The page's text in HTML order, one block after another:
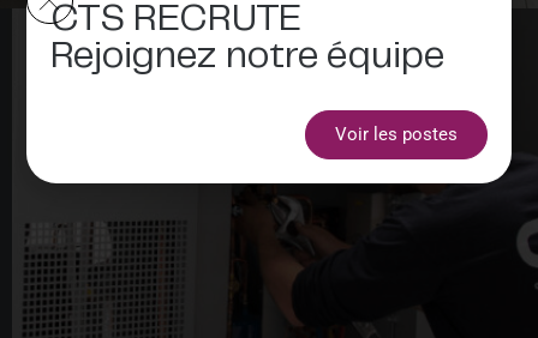
CTS RECRUTE
Rejoignez notre équipe
Voir les postes